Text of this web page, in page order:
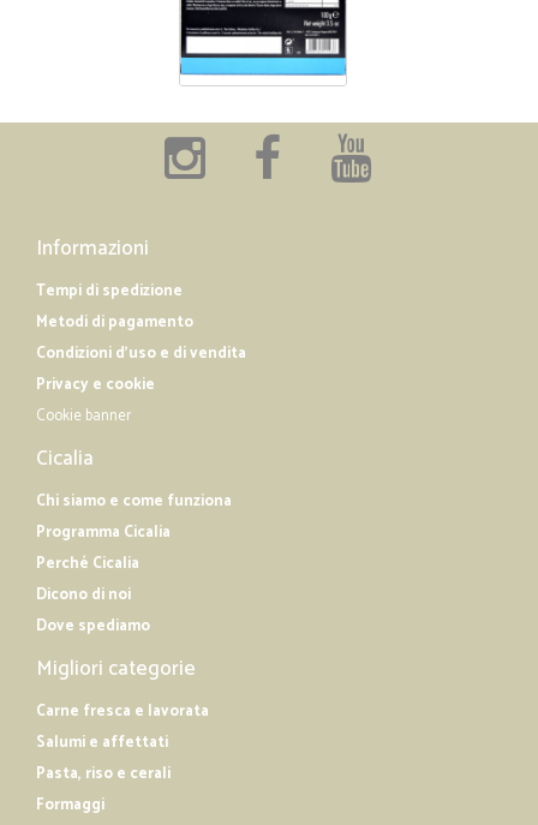
Informazioni
Tempi di spedizione
Metodi di pagamento
Condizioni d'uso e di vendita
Privacy e cookie
Cookie banner
Cicalia
Chi siamo e come funziona
Programma Cicalia
Perché Cicalia
Dicono di noi
Dove spediamo
Migliori categorie
Carne fresca e lavorata
Salumi e affettati
Pasta, riso e cerali
Formaggi